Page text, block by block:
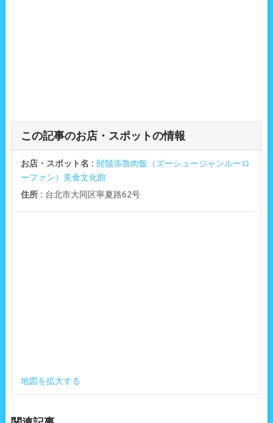
この記事のお店・スポットの情報
お店・スポット名 : 髭鬚張魯肉飯（ズーシュージャンルーロ
ーファン）美食文化館
住所: 台北市大同区寧夏路62号
地図を拡大する